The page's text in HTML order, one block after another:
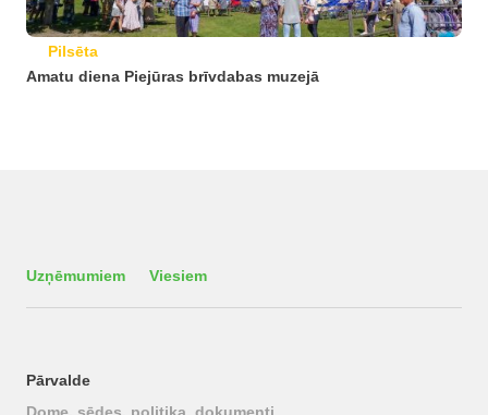
Pilsēta
Amatu diena Piejūras brīvdabas muzejā
Uzņēmumiem Viesiem
Pārvalde
Dome, sēdes, politika, dokumenti